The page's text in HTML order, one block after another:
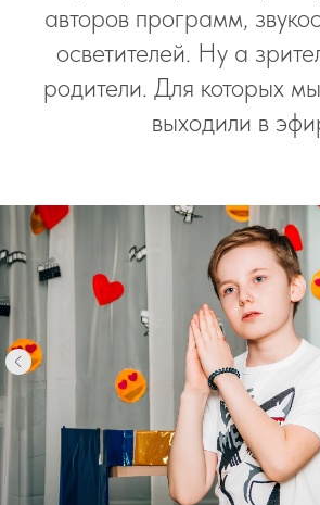
авторов программ,
осветителей. Ну а
родители. Для которых
выходили в